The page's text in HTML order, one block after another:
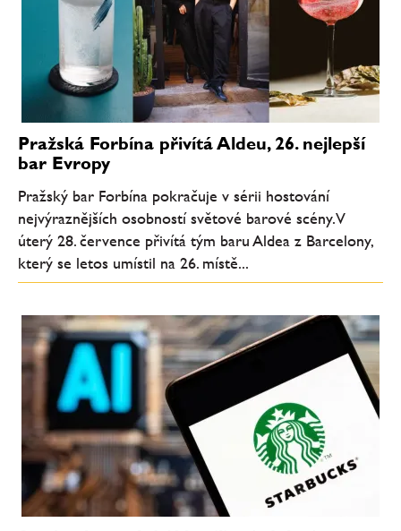
Pražská Forbína přivítá Aldeu, 26. nejlepší
bar Evropy
Pražský bar Forbína pokračuje v sérii hostování
nejvýraznějších osobností světové barové scény. V
úterý 28. července přivítá tým baru Aldea z Barcelony,
který se letos umístil na 26. místě...